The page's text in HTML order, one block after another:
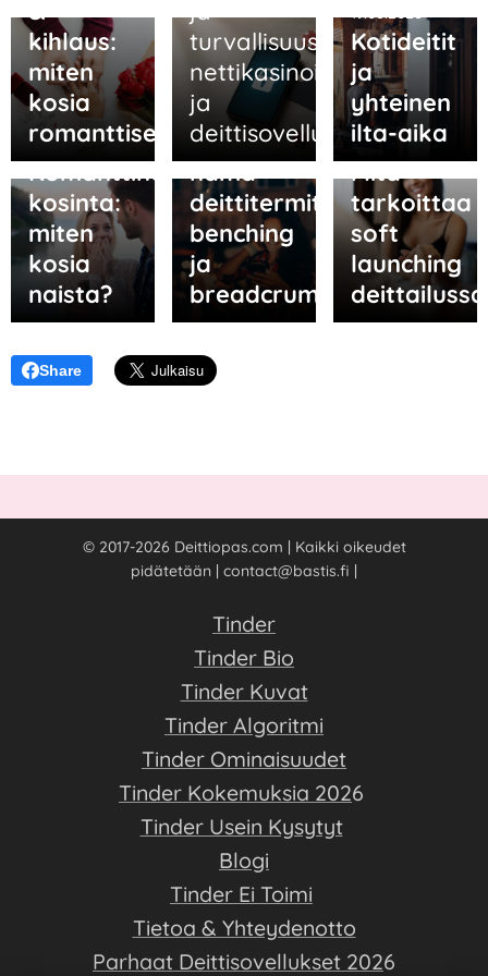
&
kihlaus:
miten
kosia
romanttisesti?
ja
turvallisuus
nettikasinoilla
ja
deittisovelluksissa
19.06.2026
Kotideitit
ja
yhteinen
ilta-aika
05.06.2026
Romanttinen
kosinta:
miten
kosia
naista?
13.05.2026
Tunnetko
nämä
deittitermit:
benching
ja
breadcrumbing?
06.05.2026
Mitä
tarkoittaa
soft
launching
Share
© 2017-2026 Deittiopas.com | Kaikki oikeudet
pidätetään | contact@bastis.fi |
Tinder
Tinder Bio
Tinder Kuvat
Tinder Algoritmi
Tinder Ominaisuudet
Tinder Kokemuksia 2026
Tinder Usein Kysytyt
Blogi
Tinder Ei Toimi
Tietoa & Yhteydenotto
Parhaat Deittisovellukset 2026